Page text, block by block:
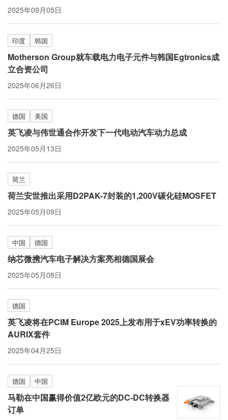
2025年09月05日
印度 韩国
Motherson Group就车载电力电子元件与韩国Egtronics成
立合资公司
2025年06月26日
德国 美国
英飞凌与伟世通合作开发下一代电动汽车动力总成
2025年05月13日
荷兰
荷兰安世推出采用D2PAK-7封装的1,200V碳化硅MOSFET
2025年05月09日
中国 德国
纳芯微携汽车电子解决方案亮相德国展会
2025年05月08日
德国
英飞凌将在PCIM Europe 2025上发布用于xEV功率转换的
AURIX套件
2025年04月25日
德国 中国
马勒在中国赢得价值2亿欧元的DC-DC转换器
订单